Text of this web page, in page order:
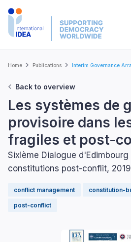
Skip
Breadcrumb
Home Publications Interim Governance
Back to overview
Les systèmes de
provisoire dans
fragiles et post-
Sixième Dialogue
constitutions post-conflit, 2019
conflict management constitution-
post-conflict